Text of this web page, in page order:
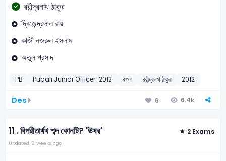
রবীন্দ্রনাথ ঠাকুর
দ্বিজেন্দ্রলাল রায়
কাজী নজরুল ইসলাম
অতুল প্রসাদ
PB Pubali Junior Officer-2012 বাংলা রবীন্দ্রনাথ ঠাকুর 2012
Des 6 6.4k
11 .বিপরীতার্থখ শব্দ কোনটি? 'ঊষর' 2 Exams
Updated: 2 weeks ago